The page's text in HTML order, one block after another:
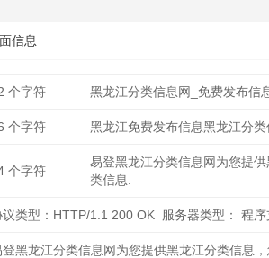
信息
个字符 黑龙江分类信息网_免费发布信
个字符 黑龙江免费发布信息黑龙江分
个字符
易登黑龙江分类信息网为您提
类信息.
议类型：HTTP/1.1 200 OK 服务器类型： 程序
登黑龙江分类信息网为您提供黑龙江分类信息